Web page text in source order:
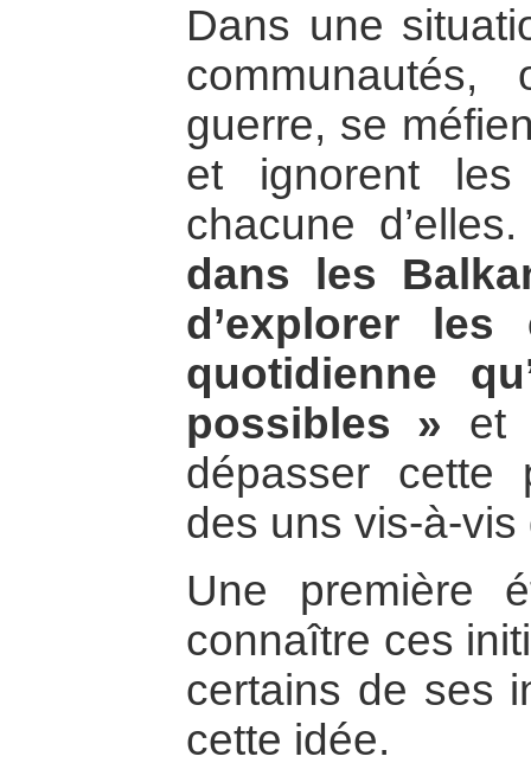
Dans une
guerre, se
et ignorent
chacune
dans les
d’explorer
quotidienne
possibles » et
dépasser cette
des uns vis-à-
Une première
connaître ces
certains de ses
cette idée.